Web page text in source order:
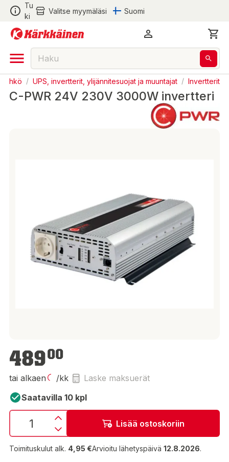
Tu
ki
Valitse myymäläsi Suomi
Sähkö / UPS, invertterit, ylijännitesuojat ja muuntajat / Invertterit
C-PWR 24V 230V 3000W invertteri
48900
tai alkaen /kk
Laske maksuerät
Saatavilla 10 kpl
Lisää ostoskoriin
Toimituskulut alk. 4,95 €Arvioitu lähetyspäivä 12.8.2026.